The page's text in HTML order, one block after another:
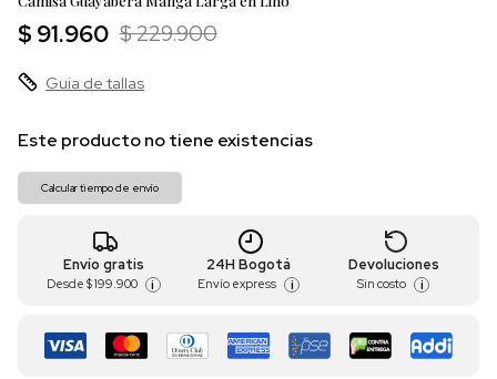
$ 91.960 $ 229.900
Guia de tallas
Este producto no tiene existencias
Calcular tiempo de envío
Envío gratis
Desde $ 199.900 i
24H Bogotá
Envío express i
Devoluciones
Sin costo i